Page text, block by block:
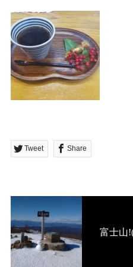
Tweet Share
富士山